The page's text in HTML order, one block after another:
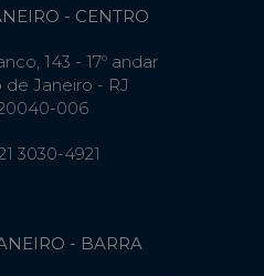
- CENTRO
143 - 17º andar
de Janeiro - RJ
006
3030-4921
- BARRA